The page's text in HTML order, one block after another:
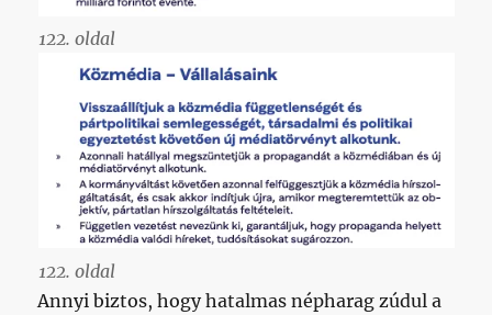
122. oldal
122. oldal
Annyi biztos, hogy hatalmas népharag zúdul a